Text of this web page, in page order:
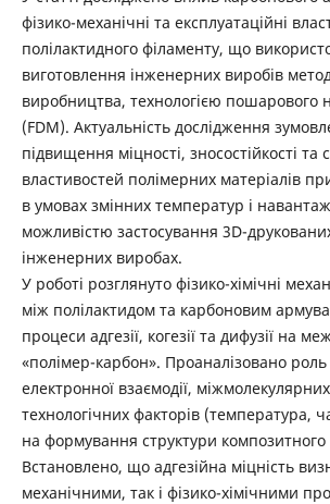
фізико-механічні та експлуатаційні
полілактидного філаменту, що
виготовлення інженерних виробів
виробництва, технологією пошарового
(FDM). Актуальність дослідження
підвищення міцності, зносостійкості та
властивостей полімерних матеріалів
в умовах змінних температур і
можливістю застосування 3D-
інженерних виробах.
У роботі розглянуто фізико-хімічні
між полілактидом та карбоновим
процеси адгезії, когезії та дифузії на
«полімер-карбон». Проаналізовано
електронної взаємодії, міжмолекулярних
технологічних факторів (температура,
на формування структури композитного
Встановлено, що адгезійна міцність
механічними, так і фізико-хімічними